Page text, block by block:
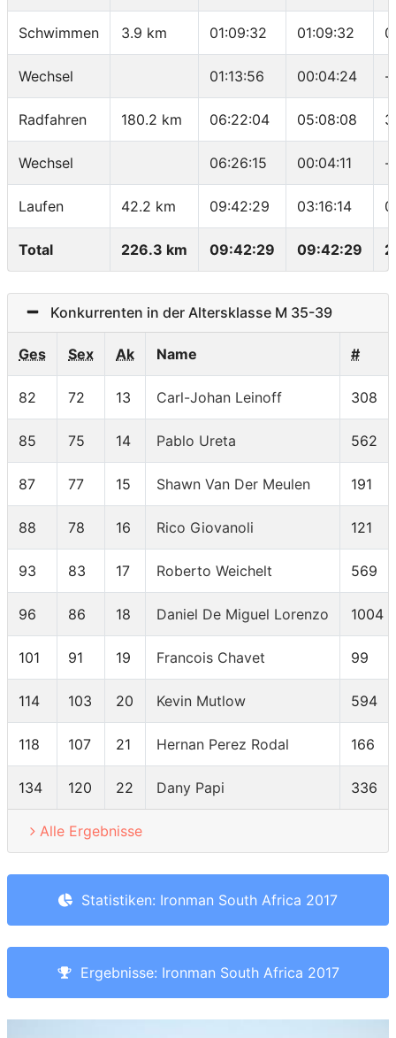
Schwimmen 3.9 km 01:09:32 01:09:32
Wechsel 01:13:56 00:04:24 -
Radfahren 180.2 km 06:22:04 05:08:08
Wechsel 06:26:15 00:04:11 -
Laufen 42.2 km 09:42:29 03:16:14
Total 226.3 km 09:42:29 09:42:29
Konkurrenten in der Altersklasse M 35-39
Ges Sex Ak Name #
82 72 13 Carl-Johan Leinoff 308
85 75 14 Pablo Ureta 562
87 77 15 Shawn Van Der Meulen 191
88 78 16 Rico Giovanoli 121
93 83 17 Roberto Weichelt 569
96 86 18 Daniel De Miguel Lorenzo 1004
101 91 19 Francois Chavet 99
114 103 20 Kevin Mutlow 594
118 107 21 Hernan Perez Rodal 166
134 120 22 Dany Papi 336
Alle Ergebnisse
Statistiken: Ironman South Africa 2017
Ergebnisse: Ironman South Africa 2017